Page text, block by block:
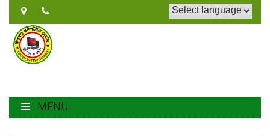
MENU